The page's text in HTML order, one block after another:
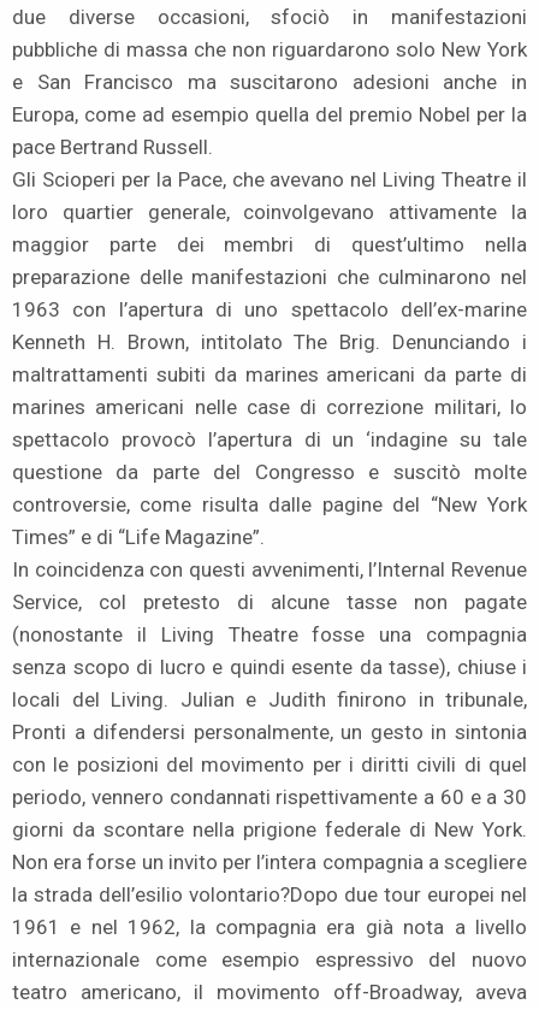
due diverse occasioni, sfociò in manifestazioni
pubbliche di massa che non riguardarono solo New York
e San Francisco ma suscitarono adesioni anche in
Europa, come ad esempio quella del premio Nobel per la
pace Bertrand Russell.
Gli Scioperi per la Pace, che avevano nel Living Theatre il
loro quartier generale, coinvolgevano attivamente la
maggior parte dei membri di quest’ultimo nella
preparazione delle manifestazioni che culminarono nel
1963 con l’apertura di uno spettacolo dell’ex-marine
Kenneth H. Brown, intitolato The Brig. Denunciando i
maltrattamenti subiti da marines americani da parte di
marines americani nelle case di correzione militari, lo
spettacolo provocò l’apertura di un ‘indagine su tale
questione da parte del Congresso e suscitò molte
controversie, come risulta dalle pagine del “New York
Times” e di “Life Magazine”.
In coincidenza con questi avvenimenti, l’Internal Revenue
Service, col pretesto di alcune tasse non pagate
(nonostante il Living Theatre fosse una compagnia
senza scopo di lucro e quindi esente da tasse), chiuse i
locali del Living. Julian e Judith finirono in tribunale,
Pronti a difendersi personalmente, un gesto in sintonia
con le posizioni del movimento per i diritti civili di quel
periodo, vennero condannati rispettivamente a 60 e a 30
giorni da scontare nella prigione federale di New York.
Non era forse un invito per l’intera compagnia a scegliere
la strada dell’esilio volontario?Dopo due tour europei nel
1961 e nel 1962, la compagnia era già nota a livello
internazionale come esempio espressivo del nuovo
teatro americano, il movimento off-Broadway, aveva